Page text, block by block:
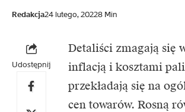
Redakcja24 lutego, 20228 Min
Udostępnij
Detaliści zmagają się
inflacją i kosztami
przekładają się na
cen towarów. Rosną